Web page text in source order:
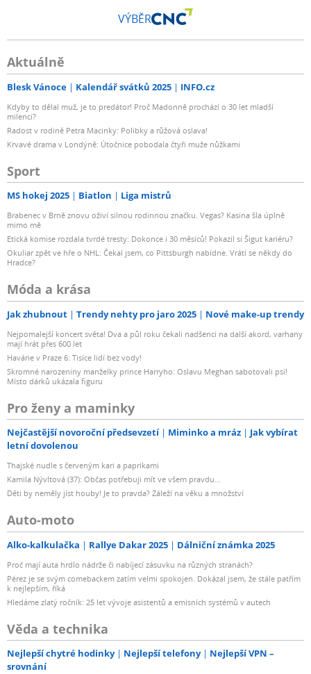
VÝBĚR
Aktuálně
Blesk Vánoce Kalendář svátků 2025 INFO.cz
Kdyby to dělal muž, je to predátor! Proč Madonně prochází o 30 let mladší
milenci?
Radost v rodině Petra Macinky: Polibky a růžová oslava!
Krvavé drama v Londýně: Útočnice pobodala čtyři muže nůžkami
Sport
MS hokej 2025 Biatlon Liga mistrů
Brabenec v Brně znovu oživí silnou rodinnou značku. Vegas? Kasina šla úplně
mimo mě
Etická komise rozdala tvrdé tresty: Dokonce i 30 měsíců! Pokazil si Šigut kariéru?
Okuliar zpět ve hře o NHL: Čekal jsem, co Pittsburgh nabídne. Vrátí se někdy do
Hradce?
Móda a krása
Jak zhubnout Trendy nehty pro jaro 2025 Nové make-up trendy
Nejpomalejší koncert světa! Dva a půl roku čekali nadšenci na další akord, varhany
mají hrát přes 600 let
Havárie v Praze 6: Tisíce lidí bez vody!
Skromné narozeniny manželky prince Harryho: Oslavu Meghan sabotovali psi!
Místo dárků ukázala figuru
Pro ženy a maminky
Nejčastější novoroční předsevzetí Miminko a mráz
Jak vybírat
letní dovolenou
Thajské nudle s červeným kari a paprikami
Kamila Nývltová (37): Občas potřebuji mít ve všem pravdu...
Děti by neměly jíst houby! Je to pravda? Záleží na věku a množství
Auto-moto
Alko-kalkulačka Rallye Dakar 2025 Dálniční známka 2025
Proč mají auta hrdlo nádrže či nabíjecí zásuvku na různých stranách?
Pérez je se svým comebackem zatím velmi spokojen. Dokázal jsem, že stále patřím
k nejlepším, říká
Hledáme zlatý ročník: 25 let vývoje asistentů a emisních systémů v autech
Věda a technika
Nejlepší chytré hodinky Nejlepší telefony
Nejlepší VPN –
srovnání